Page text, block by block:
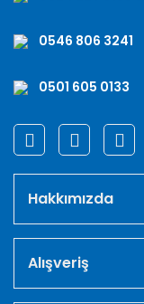
0546 806 3241
0501 605 0133
Hakkımızda
Alışveriş